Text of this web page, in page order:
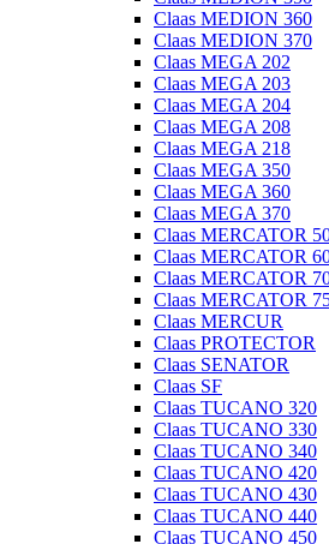
Claas MEDION 360
Claas MEDION 370
Claas MEGA 202
Claas MEGA 203
Claas MEGA 204
Claas MEGA 208
Claas MEGA 218
Claas MEGA 350
Claas MEGA 360
Claas MEGA 370
Claas MERCATOR
Claas MERCATOR
Claas MERCATOR
Claas MERCATOR
Claas MERCUR
Claas PROTECTOR
Claas SENATOR
Claas SF
Claas TUCANO 320
Claas TUCANO 330
Claas TUCANO 340
Claas TUCANO 420
Claas TUCANO 430
Claas TUCANO 440
Claas TUCANO 450